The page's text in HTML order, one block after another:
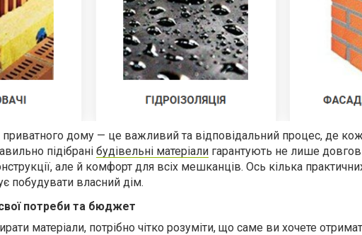
приватного дому — це важливий та відповідальний процес, де
підібрані будівельні матеріали гарантують не лише
але й комфорт для всіх мешканців. Ось кілька
побудувати власний дім.
потреби та бюджет
матеріали, потрібно чітко розуміти, що саме ви хочете